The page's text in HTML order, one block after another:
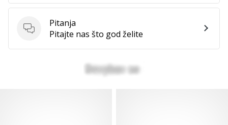
PrikažiPitanja
Pitanja
Pitajte nas što god želite